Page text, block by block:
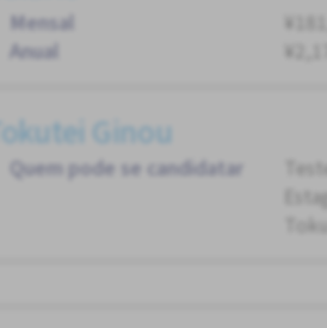
Mensal
Anual
Ginou
Quem pode se candidatar